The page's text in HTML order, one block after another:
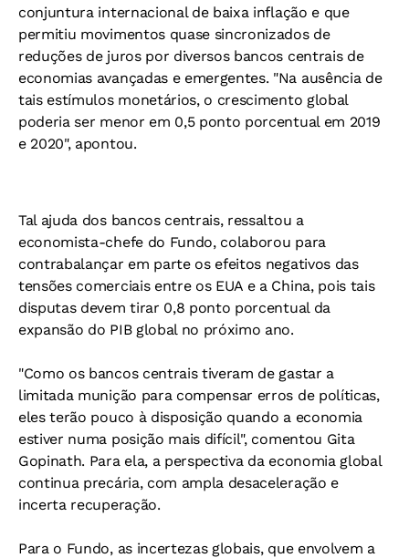
conjuntura internacional de baixa inflação e que
permitiu movimentos quase sincronizados de
reduções de juros por diversos bancos centrais de
economias avançadas e emergentes. "Na ausência de
tais estímulos monetários, o crescimento global
poderia ser menor em 0,5 ponto porcentual em 2019
e 2020", apontou.
Tal ajuda dos bancos centrais, ressaltou a
economista-chefe do Fundo, colaborou para
contrabalançar em parte os efeitos negativos das
tensões comerciais entre os EUA e a China, pois tais
disputas devem tirar 0,8 ponto porcentual da
expansão do PIB global no próximo ano.
"Como os bancos centrais tiveram de gastar a
limitada munição para compensar erros de políticas,
eles terão pouco à disposição quando a economia
estiver numa posição mais difícil", comentou Gita
Gopinath. Para ela, a perspectiva da economia global
continua precária, com ampla desaceleração e
incerta recuperação.
Para o Fundo, as incertezas globais, que envolvem a